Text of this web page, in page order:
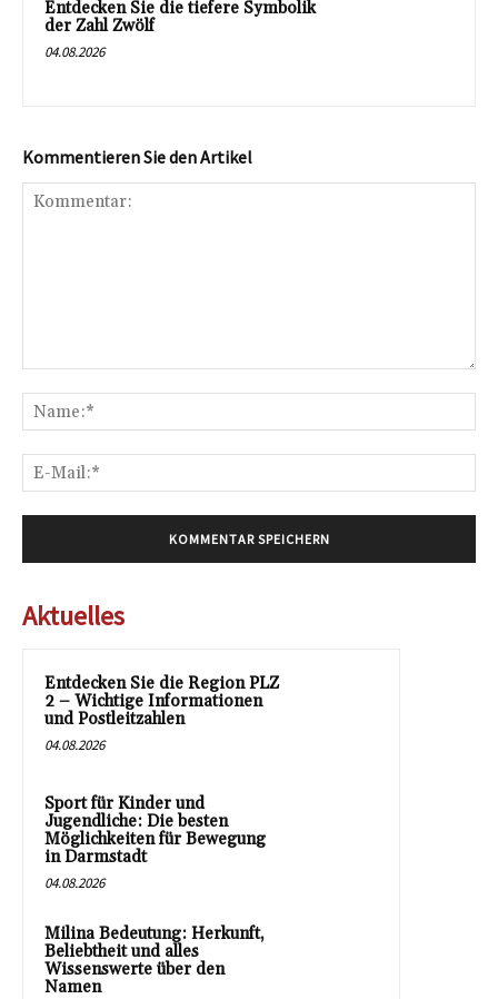
Entdecken Sie die tiefere Symbolik
der Zahl Zwölf
04.08.2026
Kommentieren Sie den Artikel
Aktuelles
Entdecken Sie die Region PLZ
2 – Wichtige Informationen
und Postleitzahlen
04.08.2026
Sport für Kinder und
Jugendliche: Die besten
Möglichkeiten für Bewegung
in Darmstadt
04.08.2026
Milina Bedeutung: Herkunft,
Beliebtheit und alles
Wissenswerte über den
Namen